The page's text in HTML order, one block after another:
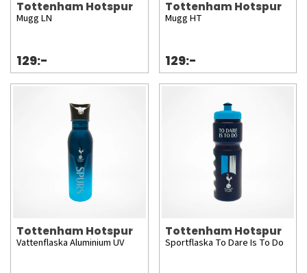
Tottenham Hotspur
Mugg LN
129:-
Tottenham Hotspur
Mugg HT
129:-
Tottenham Hotspur
Vattenflaska Aluminium UV
Tottenham Hotspur
Sportflaska To Dare Is To Do